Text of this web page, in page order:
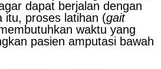
dapat berjalan dengan
itu, proses latihan (gait
waktu yang
pasien amputasi bawah